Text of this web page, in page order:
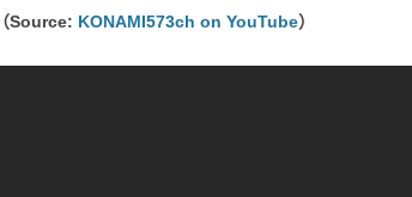
（Source: KONAMI573ch on YouTube）